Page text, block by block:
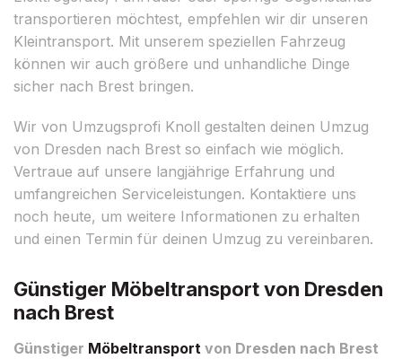
transportieren möchtest, empfehlen wir dir unseren
Kleintransport. Mit unserem speziellen Fahrzeug
können wir auch größere und unhandliche Dinge
sicher nach Brest bringen.
Wir von Umzugsprofi Knoll gestalten deinen Umzug
von Dresden nach Brest so einfach wie möglich.
Vertraue auf unsere langjährige Erfahrung und
umfangreichen Serviceleistungen. Kontaktiere uns
noch heute, um weitere Informationen zu erhalten
und einen Termin für deinen Umzug zu vereinbaren.
Günstiger Möbeltransport von Dresden
nach Brest
Günstiger Möbeltransport von Dresden nach Brest